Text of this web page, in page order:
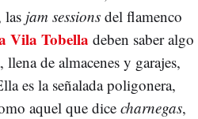
las jam sessions del flamenco
Vila Tobella deben saber algo
de almacenes y garajes,
es la señalada poligonera,
aquel que dice charnegas,